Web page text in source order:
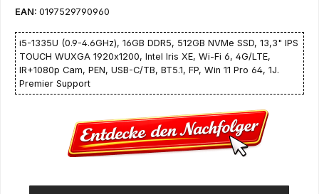
EAN: 0197529790960
i5-1335U (0.9-4.6GHz), 16GB DDR5, 512GB NVMe SSD, 13,3" IPS
TOUCH WUXGA 1920x1200, Intel Iris XE, Wi-Fi 6, 4G/LTE,
IR+1080p Cam, PEN, USB-C/TB, BT5.1, FP, Win 11 Pro 64, 1J.
Premier Support